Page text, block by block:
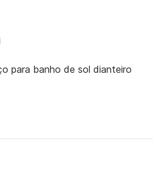
para qualquer informação
para ouvir de você!
para banho de sol dianteiro